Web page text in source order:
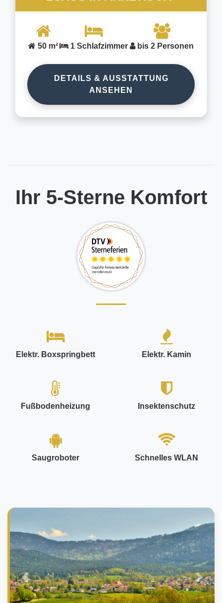
50 m² 1 Schlafzimmer bis 2 Personen
DETAILS & AUSSTATTUNG
ANSEHEN
Ihr 5-Sterne Komfort
Elektr. Boxspringbett Elektr. Kamin
Fußbodenheizung Insektenschutz
Saugroboter Schnelles WLAN